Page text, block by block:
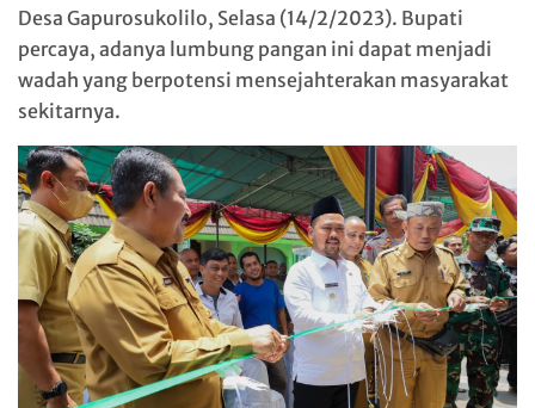
Desa Gapurosukolilo, Selasa (14/2/2023). Bupati
percaya, adanya lumbung pangan ini dapat menjadi
wadah yang berpotensi mensejahterakan masyarakat
sekitarnya.